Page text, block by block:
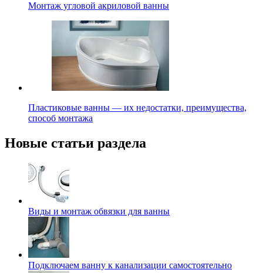
Монтаж угловой акриловой ванны
Пластиковые ванны — их недостатки, преимущества,
способ монтажа
Новые статьи раздела
Виды и монтаж обвязки для ванны
Подключаем ванну к канализации самостоятельно